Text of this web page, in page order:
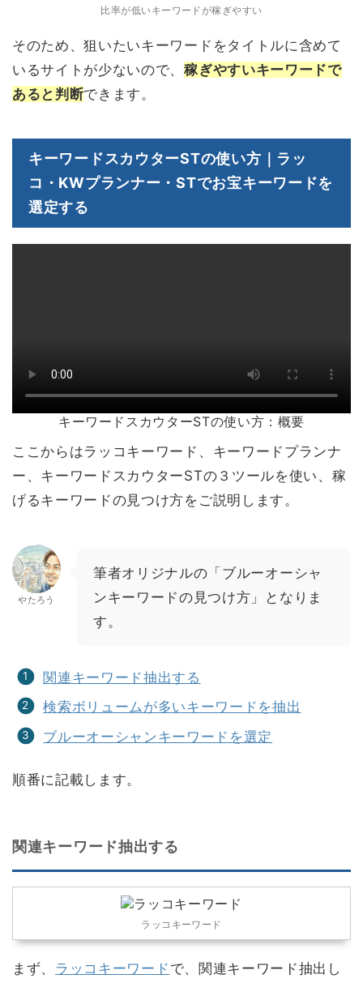
比率が低いキーワードが稼ぎやすい
そのため、狙いたいキーワードをタイトルに含めて
いるサイトが少ないので、稼ぎやすいキーワードで
あると判断できます。
キーワードスカウターSTの使い方｜ラッ
コ・KWプランナー・STでお宝キーワードを
選定する
キーワードスカウターSTの使い方：概要
ここからはラッコキーワード、キーワードプランナ
ー、キーワードスカウターSTの３ツールを使い、稼
げるキーワードの見つけ方をご説明します。
やたろう
筆者オリジナルの「ブルーオーシャ
ンキーワードの見つけ方」となりま
す。
関連キーワード抽出する
検索ボリュームが多いキーワードを抽出
ブルーオーシャンキーワードを選定
順番に記載します。
関連キーワード抽出する
ラッコキーワード
まず、 ラッコキーワード で、関連キーワード抽出し